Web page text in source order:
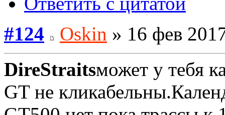
#124
Oskin » 16 фев
DireStraitsможет у тебя
GT не